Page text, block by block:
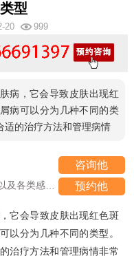
型
20 999
，它会导致皮肤出现红
病可以分为几种不同的类
适的治疗方法和管理病情
擅长：银屑病、痤疮、疣病以及各类感染性、过敏性皮肤病
咨询他
预约他
会导致皮肤出现红色斑
以分为几种不同的类型。
治疗方法和管理病情非常